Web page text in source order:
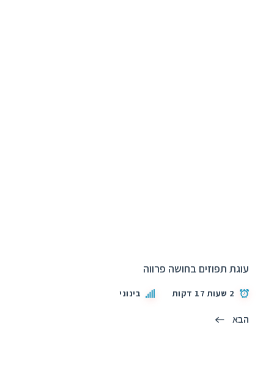
עוגת תפוזים בחושה פרווה
2 שעות 17 דקות בינוני
הבא